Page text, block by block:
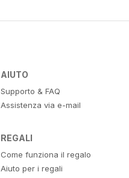
AIUTO
Supporto & FAQ
Assistenza via e-mail
REGALI
Come funziona il regalo
Aiuto per i regali